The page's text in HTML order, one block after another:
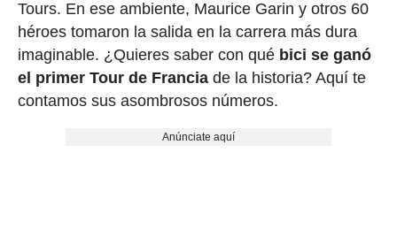
Tours. En ese ambiente, Maurice Garin y otros 60
héroes tomaron la salida en la carrera más dura
imaginable. ¿Quieres saber con qué bici se ganó
el primer Tour de Franciade la historia? Aquí te
contamos sus asombrosos números.
Anúnciate aquí